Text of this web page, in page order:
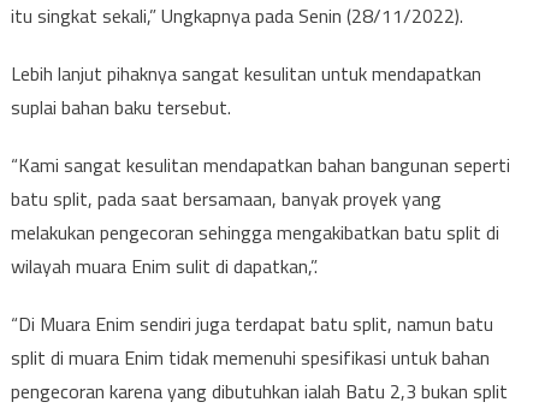
itu singkat sekali,” Ungkapnya pada Senin (28/11/2022).
Lebih lanjut pihaknya sangat kesulitan untuk mendapatkan
suplai bahan baku tersebut.
“Kami sangat kesulitan mendapatkan bahan bangunan seperti
batu split, pada saat bersamaan, banyak proyek yang
melakukan pengecoran sehingga mengakibatkan batu split di
wilayah muara Enim sulit di dapatkan,”.
“Di Muara Enim sendiri juga terdapat batu split, namun batu
split di muara Enim tidak memenuhi spesifikasi untuk bahan
pengecoran karena yang dibutuhkan ialah Batu 2,3 bukan split